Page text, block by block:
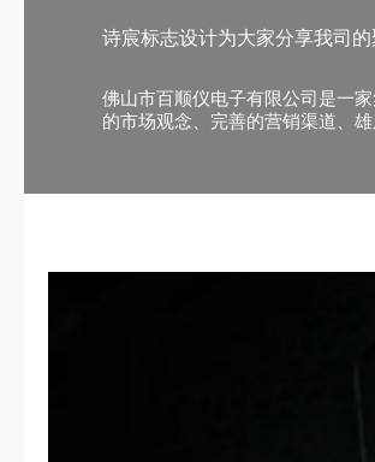
诗宸标志设计为大家分享我司
佛山市百顺仪电子有限公司是一
的市场观念、完善的营销渠道、